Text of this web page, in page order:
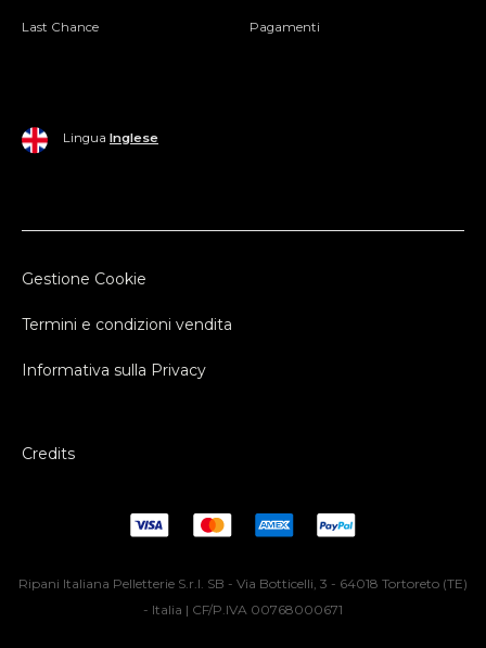
Last Chance Pagamenti
Lingua Inglese
Gestione Cookie
Termini e condizioni vendita
Informativa sulla Privacy
Credits
Ripani Italiana Pelletterie S.r.l. SB - Via Botticelli, 3 - 64018 Tortoreto (TE)
- Italia | CF/P.IVA 00768000671